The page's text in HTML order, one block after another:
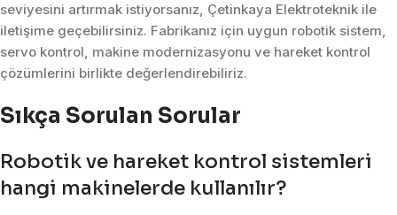
seviyesini artırmak istiyorsanız, Çetinkaya Elektroteknik ile
iletişime geçebilirsiniz. Fabrikanız için uygun robotik sistem,
servo kontrol, makine modernizasyonu ve hareket kontrol
çözümlerini birlikte değerlendirebiliriz.
Sıkça Sorulan Sorular
Robotik ve hareket kontrol sistemleri
hangi makinelerde kullanılır?